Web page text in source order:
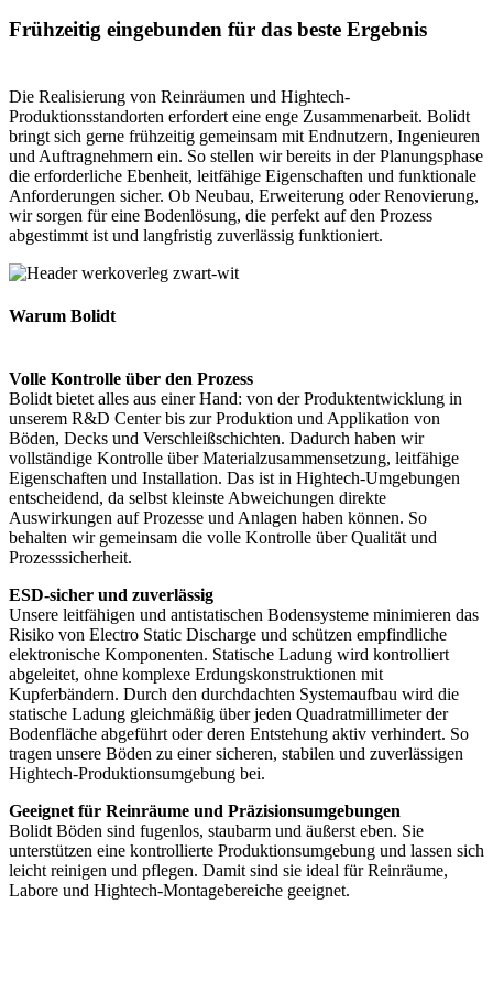
Frühzeitig eingebunden für das beste Ergebnis
Die Realisierung von Reinräumen und Hightech-
Produktionsstandorten erfordert eine enge Zusammenarbeit. Bolidt
bringt sich gerne frühzeitig gemeinsam mit Endnutzern, Ingenieuren
und Auftragnehmern ein. So stellen wir bereits in der Planungsphase
die erforderliche Ebenheit, leitfähige Eigenschaften und funktionale
Anforderungen sicher. Ob Neubau, Erweiterung oder Renovierung,
wir sorgen für eine Bodenlösung, die perfekt auf den Prozess
abgestimmt ist und langfristig zuverlässig funktioniert.
Warum Bolidt
Volle Kontrolle über den Prozess
Bolidt bietet alles aus einer Hand: von der Produktentwicklung in
unserem R&D Center bis zur Produktion und Applikation von
Böden, Decks und Verschleißschichten. Dadurch haben wir
vollständige Kontrolle über Materialzusammensetzung, leitfähige
Eigenschaften und Installation. Das ist in Hightech-Umgebungen
entscheidend, da selbst kleinste Abweichungen direkte
Auswirkungen auf Prozesse und Anlagen haben können. So
behalten wir gemeinsam die volle Kontrolle über Qualität und
Prozesssicherheit.
ESD-sicher und zuverlässig
Unsere leitfähigen und antistatischen Bodensysteme minimieren das
Risiko von Electro Static Discharge und schützen empfindliche
elektronische Komponenten. Statische Ladung wird kontrolliert
abgeleitet, ohne komplexe Erdungskonstruktionen mit
Kupferbändern. Durch den durchdachten Systemaufbau wird die
statische Ladung gleichmäßig über jeden Quadratmillimeter der
Bodenfläche abgeführt oder deren Entstehung aktiv verhindert. So
tragen unsere Böden zu einer sicheren, stabilen und zuverlässigen
Hightech-Produktionsumgebung bei.
Geeignet für Reinräume und Präzisionsumgebungen
Bolidt Böden sind fugenlos, staubarm und äußerst eben. Sie
unterstützen eine kontrollierte Produktionsumgebung und lassen sich
leicht reinigen und pflegen. Damit sind sie ideal für Reinräume,
Labore und Hightech-Montagebereiche geeignet.